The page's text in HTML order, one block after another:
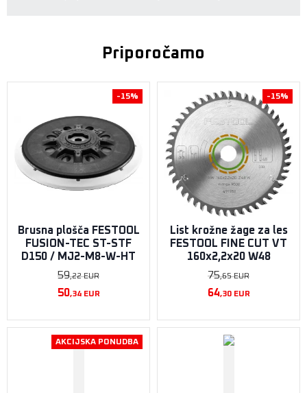
Priporočamo
-15%
Brusna plošča FESTOOL
FUSION-TEC ST-STF
D150 / MJ2-M8-W-HT
59,22EUR
50,34EUR
-15%
List krožne žage za les
FESTOOL FINE CUT VT
160x2,2x20 W48
75,65EUR
64,30EUR
AKCIJSKA PONUDBA